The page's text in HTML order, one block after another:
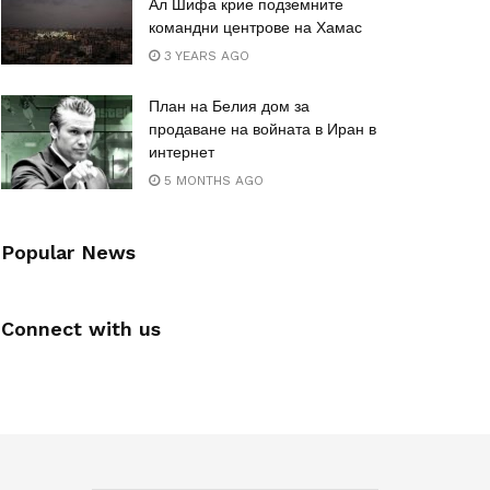
Ал Шифа крие подземните
командни центрове на Хамас
3 YEARS AGO
План на Белия дом за
продаване на войната в Иран в
интернет
5 MONTHS AGO
Popular News
Connect with us